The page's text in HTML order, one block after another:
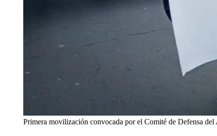
Primera movilización convocada por el Comité de Defensa